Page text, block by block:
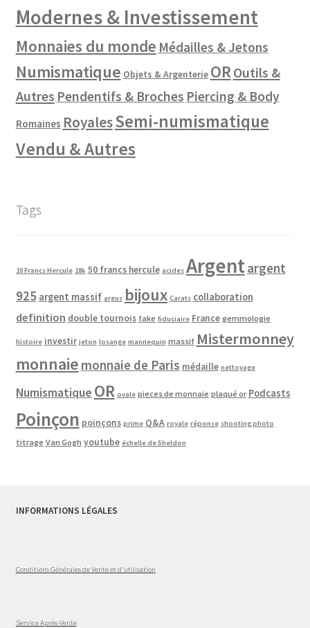
Modernes & Investissement
Monnaies du monde Médailles & Jetons
Numismatique Objets & Argenterie OR Outils &
Autres Pendentifs & Broches Piercing & Body
Romaines RoyalesSemi-numismatique
Vendu & Autres
Tags
10 Francs Hercule 18k 50 francs hercule acides Argentargent
925 argent massif argus bijoux Carats collaboration
definition double tournois fake fiduciaire France gemmologie
histoire investir jeton losange mannequin massif Mistermonney
monnaie monnaie de Paris médaille nettoyage
Numismatique OR ovale pieces de monnaie plaqué or Podcasts
Poinçon poinçons prime Q&A royale réponse shooting photo
titrage Van Gogh youtube échelle de Sheldon
INFORMATIONS LÉGALES
Conditions Générales de Vente et d'utilisation
Service Après-Vente